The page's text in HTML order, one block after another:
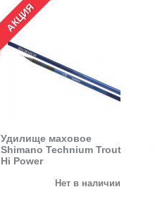
АКЦИЯ
Удилище маховое
Shimano Technium Trout
Hi Power
Нет в наличии